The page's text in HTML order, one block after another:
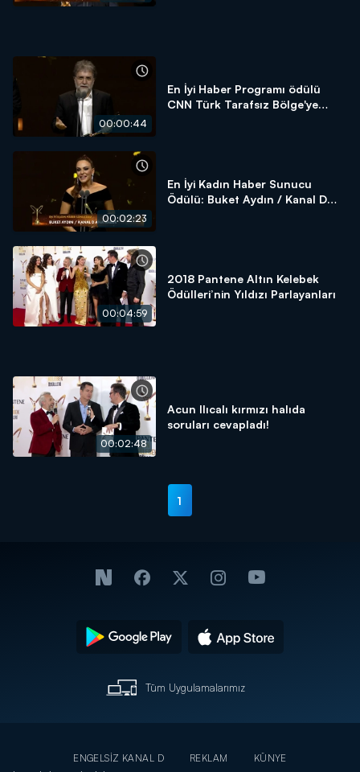
00:00:44
En İyi Haber Programı ödülü
CNN Türk Tarafsız Bölge'ye
00:02:23
En İyi Kadın Haber Sunucu
Ödülü: Buket Aydın / Kanal D
00:04:59
2018 Pantene Altın Kelebek
Ödülleri’nin Yıldızı Parlayanları
00:02:48
Acun Ilıcalı kırmızı halıda
soruları cevapladı!
1
Tüm Uygulamalarımız
ENGELSİZ KANAL D REKLAM
KÜNYE